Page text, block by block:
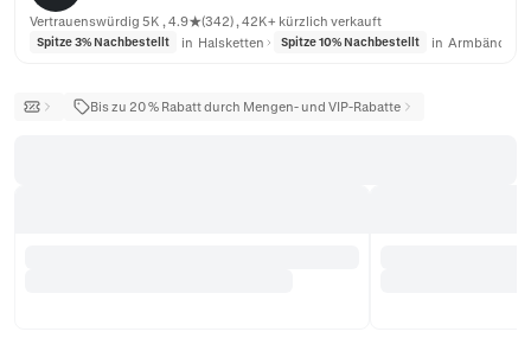
Vertrauenswürdig 5K , 4.9★(342) , 42K+ kürzlich verkauft
Spitze 3% Nachbestellt in Halsketten Spitze 10% Nachbestellt in Armbänder
Bis zu 20 % Rabatt durch Mengen- und VIP-Rabatte